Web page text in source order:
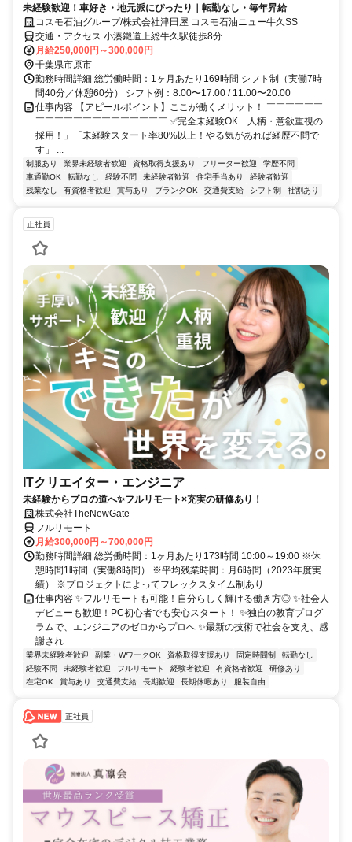
未経験歓迎！車好き・地元派にぴったり｜転勤なし・毎年昇給
コスモ石油グループ/株式会社津田屋 コスモ石油ニュー牛久SS
交通・アクセス 小湊鐵道上総牛久駅徒歩8分
月給250,000円～300,000円
千葉県市原市
勤務時間詳細 総労働時間：1ヶ月あたり169時間 シフト制（実働7時
間40分／休憩60分） シフト例：8:00〜17:00 / 11:00〜20:00
仕事内容 【アピールポイント】ここが働くメリット！ ￣￣￣￣￣￣
￣￣￣￣￣￣￣￣￣￣￣￣￣￣ ✅完全未経験OK「人柄・意欲重視の
採用！」「未経験スタート率80%以上！やる気があれば経歴不問で
す」 ...
制服あり 業界未経験者歓迎 資格取得支援あり フリーター歓迎
学歴不問
車通勤OK
転勤なし 経験不問 未経験者歓迎 住宅手当あり
経験者歓迎
残業なし
有資格者歓迎 賞与あり ブランクOK 交通費支給 シフト制 社割あり
正社員
ITクリエイター・エンジニア
未経験からプロの道へ✨フルリモート×充実の研修あり！
株式会社TheNewGate
フルリモート
月給300,000円～700,000円
勤務時間詳細 総労働時間：1ヶ月あたり173時間 10:00～19:00 ※休
憩時間1時間（実働8時間） ※平均残業時間：月6時間（2023年度実
績） ※プロジェクトによってフレックスタイム制あり
仕事内容 ✨フルリモートも可能！自分らしく輝ける働き方◎ ✨社会人
デビューも歓迎！PC初心者でも安心スタート！ ✨独自の教育プログ
ラムで、エンジニアのゼロからプロへ ✨最新の技術で社会を支え、感
謝され...
業界未経験者歓迎 副業・WワークOK 資格取得支援あり 固定時間制
転勤なし
経験不問
未経験者歓迎 フルリモート 経験者歓迎 有資格者歓迎
研修あり
在宅OK
賞与あり 交通費支給 長期歓迎 長期休暇あり 服装自由
正社員